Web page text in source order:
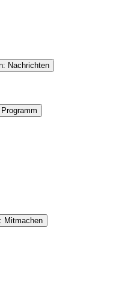
Nachrichten
Mitmachen